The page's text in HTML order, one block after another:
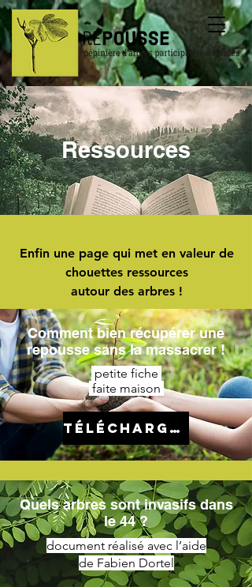
Ressources
Enfin une page qui met en valeur de
chouettes ressources
autour des arbres !
Comment bien récupérer une
repousse sans la massacrer !
petite fiche
faite maison
télécharger
Quels arbres sont invasifs dans
le 44 ?
document réalisé avec l’aide
de Fabien Dortel